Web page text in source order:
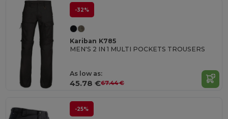
-32%
Kariban K785
MEN'S 2 IN 1 MULTI POCKETS TROUSERS
As low as:
45.78 €67.44 €
-25%